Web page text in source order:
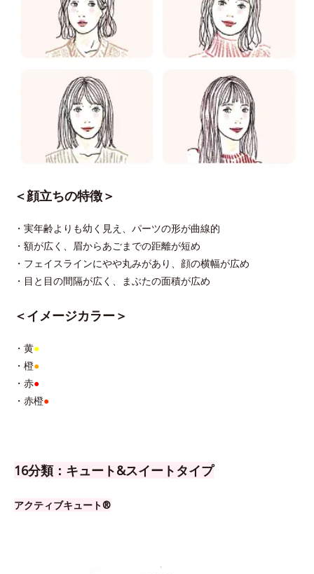
＜顔立ちの特徴＞
・実年齢よりも幼く見え、パーツの形が曲線的
・額が広く、眉からあごまでの距離が短め
・フェイスラインにやや丸みがあり、顔の横幅が広め
・目と目の間隔が広く、まぶたの面積が広め
＜イメージカラー＞
・黄●
・橙●
・赤●
・赤橙●
16分類：キュート&スイートタイプ
アクティブキュート®